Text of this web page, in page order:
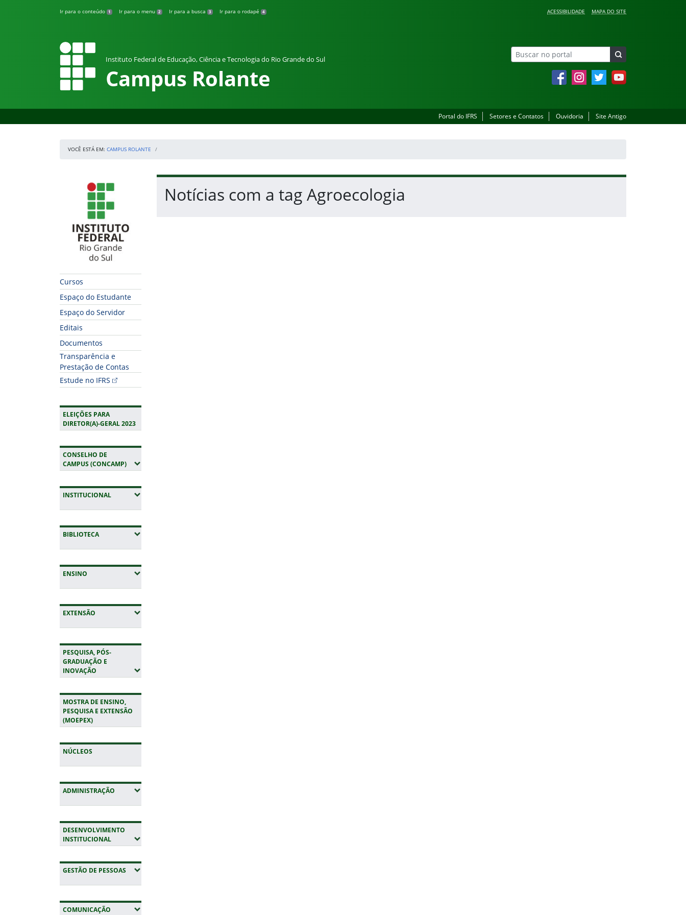
Ir para o conteúdo 1 Ir para o menu 2 Ir para a busca 3 Ir para o rodapé 4 ACESSIBILIDADE MAPA DO SITE
Instituto Federal de Educação, Ciência e Tecnologia do Rio Grande do Sul
Campus Rolante FacebookInstagramTwitter YouTube
Portal do IFRS Setores e Contatos Ouvidoria Site Antigo
VOCÊ ESTÁ EM: CAMPUS ROLANTE
Início da navegação
Cursos
Espaço do Estudante
Espaço do Servidor
Editais
Documentos
Transparência e
Prestação de Contas
Estude no IFRS
ELEIÇÕES PARA
DIRETOR(A)-GERAL 2023
CONSELHO DE
CAMPUS (CONCAMP)(EXPANDIR SUBMENUS)
INSTITUCIONAL(EXPANDIR SUBMENUS)
BIBLIOTECA(EXPANDIR SUBMENUS)
ENSINO (EXPANDIR SUBMENUS)
EXTENSÃO (EXPANDIR SUBMENUS)
PESQUISA, PÓS-
GRADUAÇÃO E
INOVAÇÃO (EXPANDIR SUBMENUS)
MOSTRA DE ENSINO,
PESQUISA E EXTENSÃO
(MOEPEX)
NÚCLEOS
ADMINISTRAÇÃO (EXPANDIR SUBMENUS)
DESENVOLVIMENTO
INSTITUCIONAL(EXPANDIR SUBMENUS)
GESTÃO DE PESSOAS (EXPANDIR SUBMENUS)
COMUNICAÇÃO (EXPANDIR SUBMENUS)
Início do conteúdo
Notícias com a tag Agroecologia